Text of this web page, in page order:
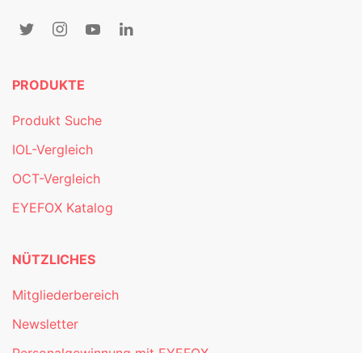
PRODUKTE
Produkt Suche
IOL-Vergleich
OCT-Vergleich
EYEFOX Katalog
NÜTZLICHES
Mitgliederbereich
Newsletter